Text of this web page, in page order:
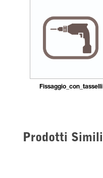
Fissaggio_con_tasselli
Prodotti Simili